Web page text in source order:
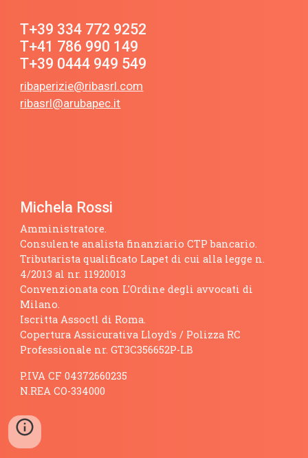
T+39 334 772 9252
T+41 786 990 149
T+39 0444 949 549
ribaperizie@ribasrl.com
ribasrl@arubapec.it
Michela Rossi
Amministratore.
Consulente analista finanziario CTP bancario.
Tributarista qualificato Lapet di cui alla legge n.
4/2013 al nr. 11920013
Convenzionata con L'Ordine degli avvocati di
Milano.
Iscritta Assoctl di Roma.
Copertura Assicurativa Lloyd's / Polizza RC
Professionale nr. GT3C356652P-LB
P.IVA CF 04372660235
N.REA CO-334000